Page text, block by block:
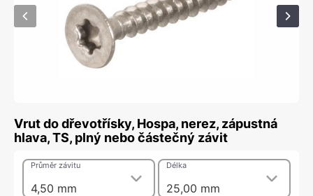
Vrut do dřevotřísky, Hospa, nerez, zápustná
hlava, TS, plný nebo částečný závit
4,50 mm
Průměr závitu
25,00 mm
Délka